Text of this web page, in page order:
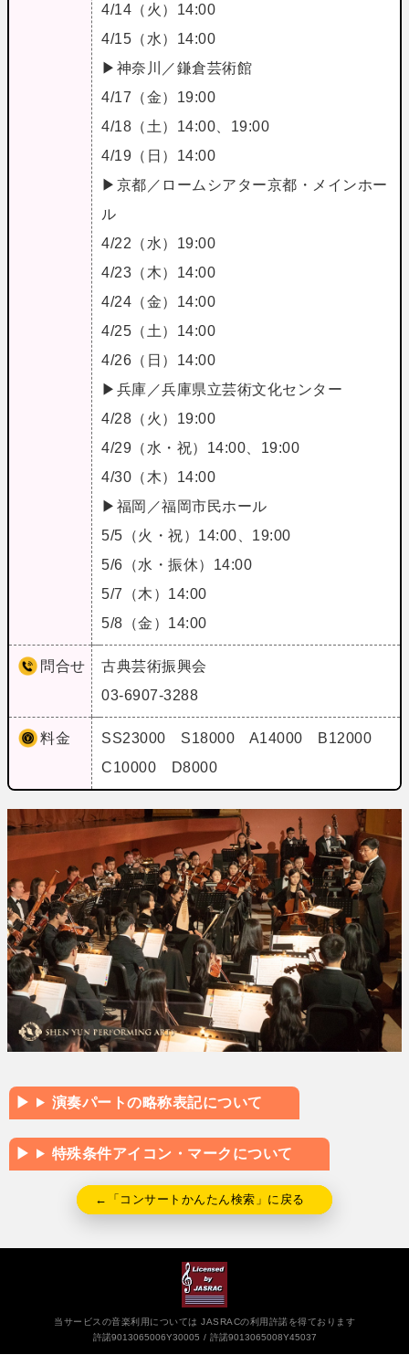
4/14（火）14:00
4/15（水）14:00
▶神奈川／鎌倉芸術館
4/17（金）19:00
4/18（土）14:00、19:00
4/19（日）14:00
▶京都／ロームシアター京都・メインホー
ル
4/22（水）19:00
4/23（木）14:00
4/24（金）14:00
4/25（土）14:00
4/26（日）14:00
▶兵庫／兵庫県立芸術文化センター
4/28（火）19:00
4/29（水・祝）14:00、19:00
4/30（木）14:00
▶福岡／福岡市民ホール
5/5（火・祝）14:00、19:00
5/6（水・振休）14:00
5/7（木）14:00
5/8（金）14:00
問合せ
古典芸術振興会
03-6907-3288
料金
SS23000 S18000 A14000 B12000
C10000 D8000
演奏パートの略称表記について
特殊条件アイコン・マークについて
←「コンサートかんたん検索」に戻る
当サービスの音楽利用については JASRACの利用許諾を得ております
許諾9013065006Y30005
許諾9013065008Y45037